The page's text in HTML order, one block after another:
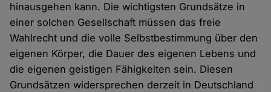
hinausgehen kann. Die wichtigsten Grundsätze in
einer solchen Gesellschaft müssen das freie
Wahlrecht und die volle Selbstbestimmung über den
eigenen Körper, die Dauer des eigenen Lebens und
die eigenen geistigen Fähigkeiten sein. Diesen
Grundsätzen widersprechen derzeit in Deutschland